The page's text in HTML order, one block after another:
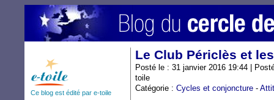
Le Club Périclès et
Posté le : 31 janvier 2016 19:44 |
toile
Catégorie : Cycles et conjoncture -
Ce blog est édité par e-toile